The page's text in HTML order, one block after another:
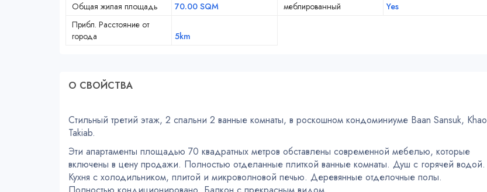
Общая жилая площадь
70.00 SQM меблированный
Yes
Прибл. Расстояние от
города
5km
О СВОЙСТВA
Стильный третий этаж, 2 спальни 2 ванные комнаты, в роскошном кондоминиуме Baan Sansuk, Khao
Takiab.
Эти апартаменты площадью 70 квадратных метров обставлены современной мебелью, которые
включены в цену продажи. Полностью отделанные плиткой ванные комнаты. Душ с горячей водой.
Кухня с холодильником, плитой и микроволновой печью. Деревянные отделочные полы.